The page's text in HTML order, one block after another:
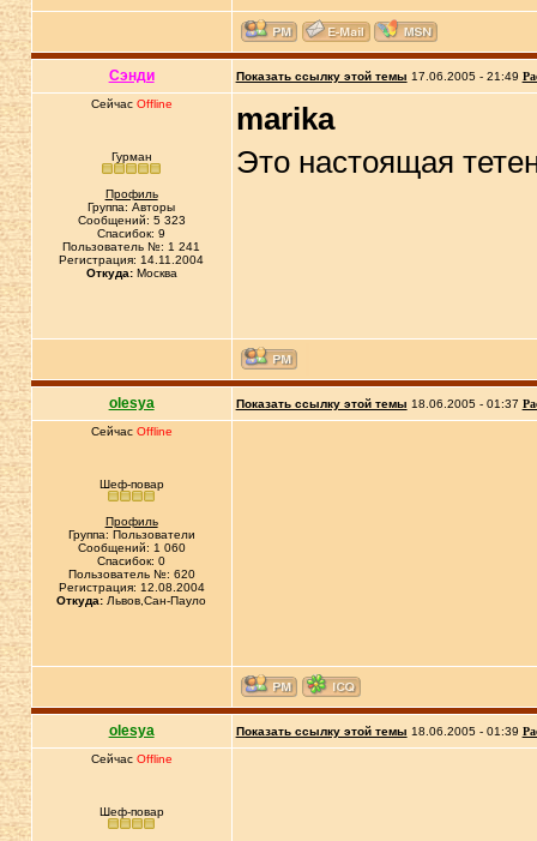
Сэнди Показать ссылку этой темы 17.06.2005 - 21:49
Сейчас Offline
Гурман
Профиль
Группа: Авторы
Сообщений: 5 323
Спасибок: 9
Пользователь №: 1 241
Регистрация: 14.11.2004
Откуда:Москва
marika
Это настоящая
olesya Показать ссылку этой темы 18.06.2005 - 01:37
Сейчас Offline
Шеф-повар
Профиль
Группа: Пользователи
Сообщений: 1 060
Спасибок: 0
Пользователь №: 620
Регистрация: 12.08.2004
Откуда: Львов,Сан-Пауло
olesya Показать ссылку этой темы 18.06.2005 - 01:39
Сейчас Offline
Шеф-повар